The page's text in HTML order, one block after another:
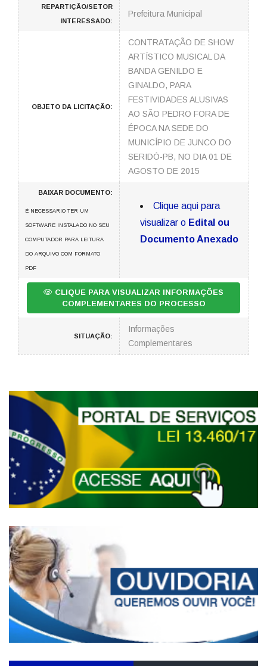
REPARTIÇÃO/SETOR
INTERESSADO:
Prefeitura Municipal
OBJETO DA LICITAÇÃO:
CONTRATAÇÃO DE SHOW
ARTÍSTICO MUSICAL DA
BANDA GENILDO E
GINALDO, PARA
FESTIVIDADES ALUSIVAS
AO SÃO PEDRO FORA DE
ÉPOCA NA SEDE DO
MUNICÍPIO DE JUNCO DO
SERIDÓ-PB, NO DIA 01 DE
AGOSTO DE 2015
BAIXAR DOCUMENTO:
É NECESSARIO TER UM
SOFTWARE INSTALADO NO SEU
COMPUTADOR PARA LEITURA
DO ARQUIVO COM FORMATO
PDF
Clique aqui para
visualizar o Edital ou
Documento Anexado
CLIQUE PARA VISUALIZAR INFORMAÇÕES
COMPLEMENTARES DO PROCESSO
SITUAÇÃO:
Informações
Complementares